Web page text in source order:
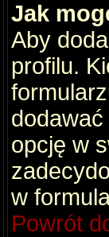
Jak
Aby
profilu.
opcję w
w
Powrót